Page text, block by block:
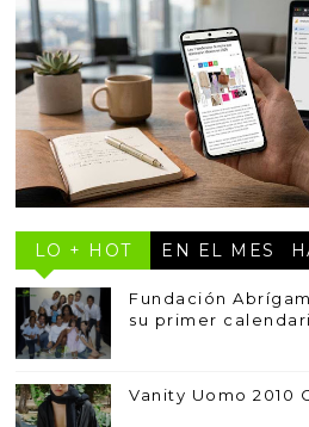
LO + HOT EN EL MES
Fundación
su primer
Vanity Uomo 2010